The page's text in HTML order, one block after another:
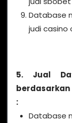
Database
judi casino
5. Jual
:
Database